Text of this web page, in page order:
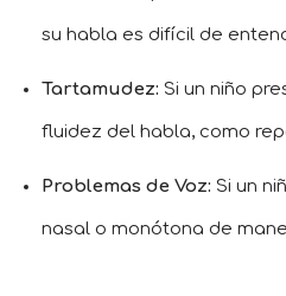
su habla es difícil de
Tartamudez: Si un niño
fluidez del habla, como
Problemas de Voz: Si un
nasal o monótona de